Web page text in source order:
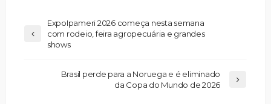
ExpoIpameri 2026 começa nesta semana
com rodeio, feira agropecuária e grandes
shows
Brasil perde para a Noruega e é eliminado
da Copa do Mundo de 2026